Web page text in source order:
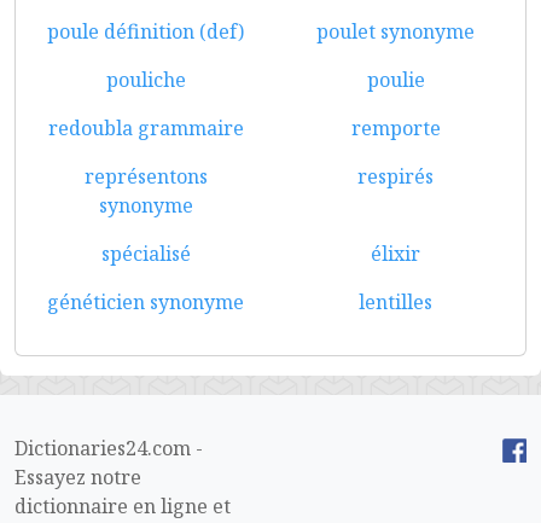
poule définition (def)
poulet synonyme
pouliche
poulie
redoubla grammaire
remporte
représentons
synonyme
respirés
spécialisé
élixir
généticien synonyme
lentilles
Dictionaries24.com -
Essayez notre
dictionnaire en ligne et